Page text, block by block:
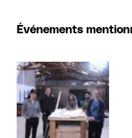
Événements